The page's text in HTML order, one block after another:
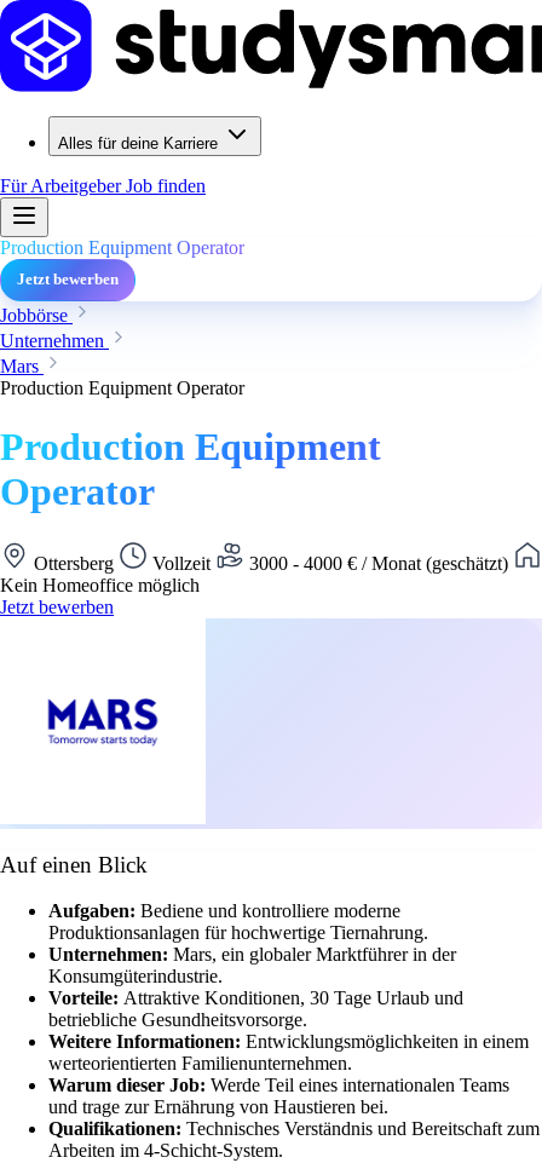
Alles für deine Karriere
Für ArbeitgeberJob finden
Production Equipment Operator
Jetzt bewerben
Jobbörse
Unternehmen
Mars
Production Equipment Operator
Production Equipment
Operator
Ottersberg Vollzeit
3000 - 4000 € / Monat (geschätzt)
Kein Homeoffice möglich
Jetzt bewerben
Auf einen Blick
Aufgaben: Bediene und kontrolliere moderne
Produktionsanlagen für hochwertige Tiernahrung.
Unternehmen: Mars, ein globaler Marktführer in der
Konsumgüterindustrie.
Vorteile: Attraktive Konditionen, 30 Tage Urlaub und
betriebliche Gesundheitsvorsorge.
Weitere Informationen: Entwicklungsmöglichkeiten in einem
werteorientierten Familienunternehmen.
Warum dieser Job: Werde Teil eines internationalen Teams
und trage zur Ernährung von Haustieren bei.
Qualifikationen: Technisches Verständnis und Bereitschaft zum
Arbeiten im 4-Schicht-System.